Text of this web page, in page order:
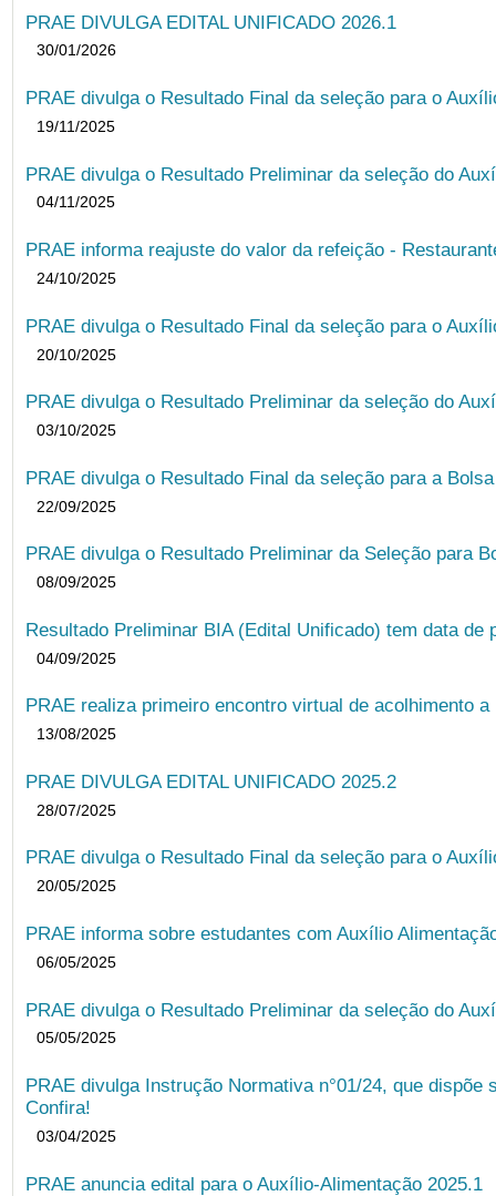
PRAE DIVULGA EDITAL UNIFICADO 2026.1
30/01/2026
PRAE divulga o Resultado Final da seleção para o
19/11/2025
PRAE divulga o Resultado Preliminar da seleção do
04/11/2025
PRAE informa reajuste do valor da refeição -
24/10/2025
PRAE divulga o Resultado Final da seleção para o
20/10/2025
PRAE divulga o Resultado Preliminar da seleção do
03/10/2025
PRAE divulga o Resultado Final da seleção para a
22/09/2025
PRAE divulga o Resultado Preliminar da Seleção para
08/09/2025
Resultado Preliminar BIA (Edital Unificado) tem data de
04/09/2025
PRAE realiza primeiro encontro virtual de acolhimento
13/08/2025
PRAE DIVULGA EDITAL UNIFICADO 2025.2
28/07/2025
PRAE divulga o Resultado Final da seleção para o
20/05/2025
PRAE informa sobre estudantes com Auxílio
06/05/2025
PRAE divulga o Resultado Preliminar da seleção do
05/05/2025
PRAE divulga Instrução Normativa n°01/24, que
Confira!
03/04/2025
PRAE anuncia edital para o Auxílio-Alimentação 2025.1